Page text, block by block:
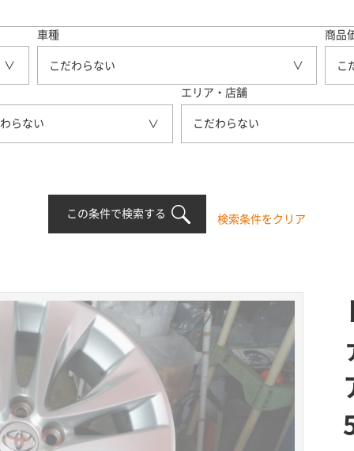
車種
こだわらない
商品
こ
らない
エリア・店舗
こだわらない
この条件で検索する 検索条件をクリア